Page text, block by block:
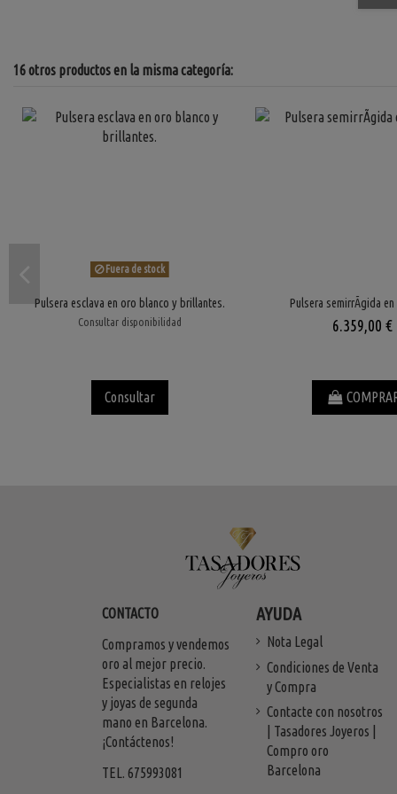
16 otros productos en la misma categoría:
Fuera de stock
Pulsera esclava en oro blanco y brillantes.
Consultar disponibilidad
Consultar
Pulsera semirrÃ­gida
6.359,00 €
CONTACTO
Compramos y vendemos
oro al mejor precio.
Especialistas en relojes
y joyas de segunda
mano en Barcelona.
¡Contáctenos!
TEL. 675993081
AYUDA
Nota Legal
Condiciones de Venta
y Compra
Contacte con nosotros
| Tasadores Joyeros |
Compro oro
Barcelona